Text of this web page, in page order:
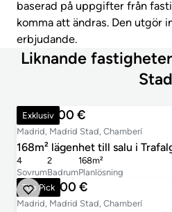
baserad på uppgifter från
komma att ändras. Den utgör
erbjudande.
Liknande
Stad
Exklusiv
1 325 000 €
Madrid, Madrid Stad, Chamberí
168m² lägenhet till salu i
Sovrum
4
Badrum
2
Planlösning
168m²
Top Pick
1 070 000 €
Madrid, Madrid Stad, Chamberí